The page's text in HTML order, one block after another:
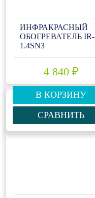
ИНФРАКРАСНЫЙ
ОБОГРЕВАТЕЛЬ IR-
1.4SN3
4 840 ₽
В КОРЗИНУ
СРАВНИТЬ